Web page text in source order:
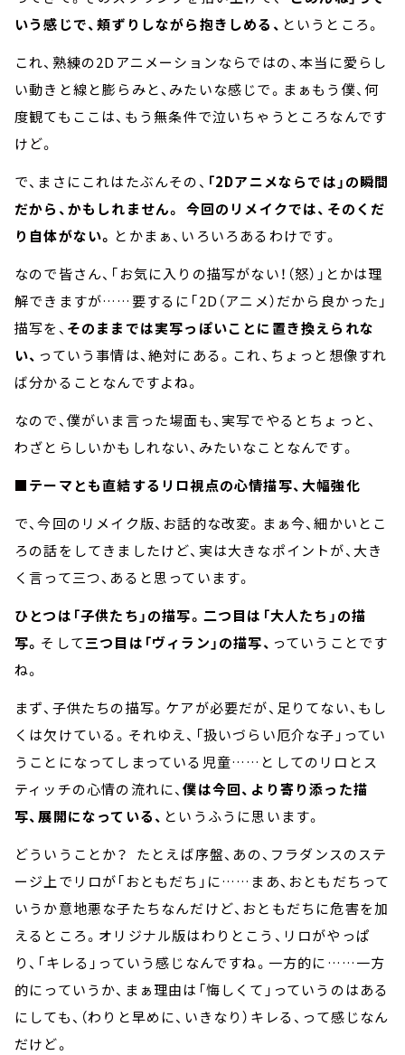
いう感じで、頬ずりしながら抱きしめる、 というところ。
これ、熟練の2Dアニメーションならではの、本当に愛らし
い動きと線と膨らみと、みたいな感じで。まぁもう僕、何
度観てもここは、もう無条件で泣いちゃうところなんです
けど。
で、まさにこれはたぶんその、 「2Dアニメならでは」の瞬間
だから、かもしれません。 今回のリメイクでは、そのくだ
り自体がない。 とかまぁ、いろいろあるわけです。
なので皆さん、「お気に入りの描写がない！（怒）」とかは理
解できますが……要するに「2D（アニメ）だから良かった」
描写を、 そのままでは実写っぽいことに置き換えられな
い、 っていう事情は、絶対にある。これ、ちょっと想像すれ
ば分かることなんですよね。
なので、僕がいま言った場面も、実写でやるとちょっと、
わざとらしいかもしれない、みたいなことなんです。
■テーマとも直結するリロ視点の心情描写、大幅強化
で、今回のリメイク版、お話的な改変。まぁ今、細かいとこ
ろの話をしてきましたけど、実は大きなポイントが、大き
く言って三つ、あると思っています。
ひとつは「子供たち」の描写。二つ目は「大人たち」の描
写。 そして三つ目は「ヴィラン」の描写、 っていうことです
ね。
まず、子供たちの描写。ケアが必要だが、足りてない、もし
くは欠けている。それゆえ、「扱いづらい厄介な子」ってい
うことになってしまっている児童……としてのリロとス
ティッチの心情の流れに、僕は今回、より寄り添った描
写、展開になっている、 というふうに思います。
どういうことか？ たとえば序盤、あの、フラダンスのステ
ージ上でリロが「おともだち」に……まあ、おともだちって
いうか意地悪な子たちなんだけど、おともだちに危害を加
えるところ。オリジナル版はわりとこう、リロがやっぱ
り、「キレる」っていう感じなんですね。一方的に……一方
的にっていうか、まぁ理由は「悔しくて」っていうのはある
にしても、（わりと早めに、いきなり）キレる、って感じなん
だけど。